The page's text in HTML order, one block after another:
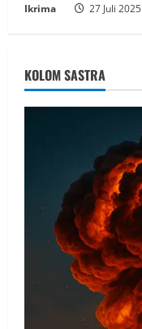
Ikrima 27 Juli 2025
KOLOM SASTRA